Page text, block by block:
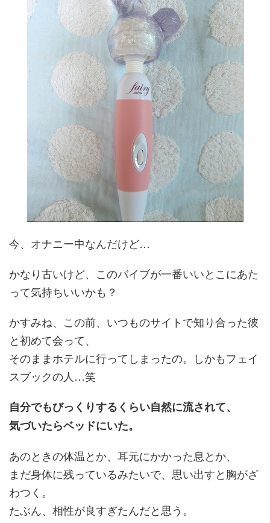
今、オナニー中なんだけど…
かなり古いけど、このバイブが一番いいとこにあた
って気持ちいいかも？
かすみね、この前、いつものサイトで知り合った彼
と初めて会って、
そのままホテルに行ってしまったの。しかもフェイ
スブックの人…笑
自分でもびっくりするくらい自然に流されて、
気づいたらベッドにいた。
あのときの体温とか、耳元にかかった息とか、
まだ身体に残っているみたいで、思い出すと胸がざ
わつく。
たぶん、相性が良すぎたんだと思う。